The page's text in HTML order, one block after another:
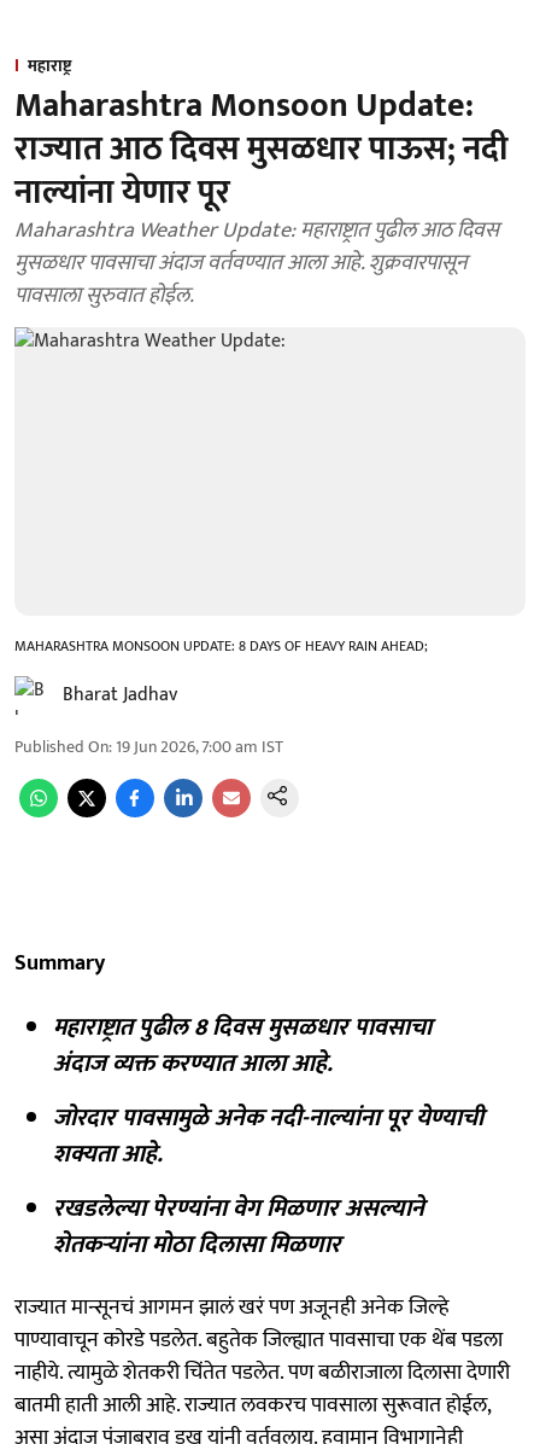
महाराष्ट्र
Maharashtra Monsoon Update:
राज्यात आठ दिवस मुसळधार पाऊस; नदी
नाल्यांना येणार पूर
Maharashtra Weather Update: महाराष्ट्रात पुढील आठ दिवस
मुसळधार पावसाचा अंदाज वर्तवण्यात आला आहे. शुक्रवारपासून
पावसाला सुरुवात होईल.
MAHARASHTRA MONSOON UPDATE: 8 DAYS OF HEAVY RAIN AHEAD;
Bharat Jadhav
Published On:19 Jun 2026, 7:00 am IST
Summary
महाराष्ट्रात पुढील 8 दिवस मुसळधार पावसाचा
अंदाज व्यक्त करण्यात आला आहे.
जोरदार पावसामुळे अनेक नदी-नाल्यांना पूर येण्याची
शक्यता आहे.
रखडलेल्या पेरण्यांना वेग मिळणार असल्याने
शेतकऱ्यांना मोठा दिलासा मिळणार
राज्यात मान्सूनचं आगमन झालं खरं पण अजूनही अनेक जिल्हे
पाण्यावाचून कोरडे पडलेत. बहुतेक जिल्ह्यात पावसाचा एक थेंब पडला
नाहीये. त्यामुळे शेतकरी चिंतेत पडलेत. पण बळीराजाला दिलासा देणारी
बातमी हाती आली आहे. राज्यात लवकरच पावसाला सुरूवात होईल,